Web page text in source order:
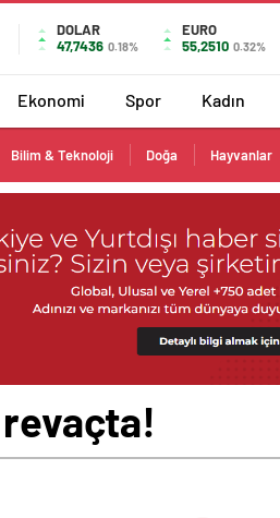
DOLAR
47,7436 0.18%
EURO
55,2510 0.32%
Ekonomi Spor Kadın
Bilim & Teknoloji Doğa Hayvanlar
revaçta!